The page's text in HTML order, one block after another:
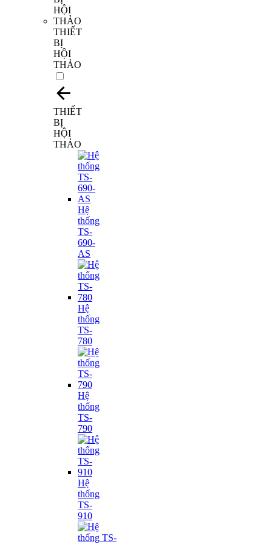
THIẾT
BỊ
HỘI
THẢO
THIẾT
BỊ
HỘI
THẢO
Hệ
thống
TS-
690-
AS
Hệ
thống
TS-
780
Hệ
thống
TS-
790
Hệ
thống
TS-
910